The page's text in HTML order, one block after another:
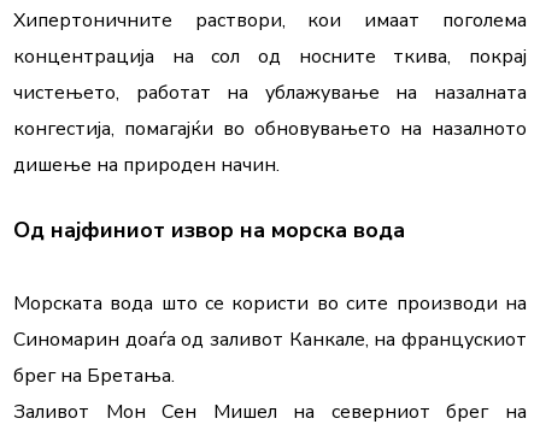
Хипертоничните раствори, кои имаат поголема
концентрација на сол од носните ткива, покрај
чистењето, работат на ублажување на назалната
конгестија, помагајќи во обновувањето на назалното
дишење на природен начин.
Од најфиниот извор на морска вода
Морската вода што се користи во сите производи на
Синомарин доаѓа од заливот Канкале, на францускиот
брег на Бретања.
Заливот Мон Сен Мишел на северниот брег на